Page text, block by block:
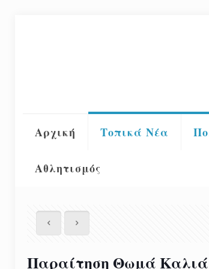
Αρχική Τοπικά Νέα
Αθλητισμός
Παραίτηση Θωμά